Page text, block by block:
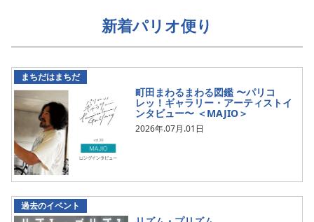
新着パリオ便り
まちだはまちだ
町田まわるまわる図鑑 〜パリコ
レッ！ギャラリー・アーティストイ
ンタビュー〜 ＜MAJIO＞
2026年.07月.01日
過去のイベント